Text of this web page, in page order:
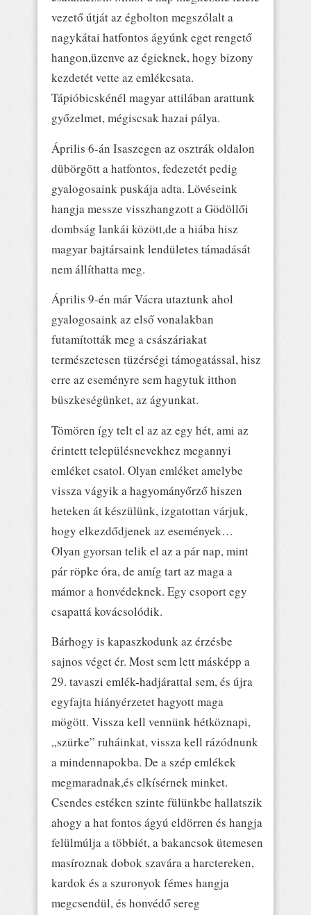
vezető útját az égbolton megszólalt a
nagykátai hatfontos ágyúnk eget rengető
hangon,üzenve az égieknek, hogy bizony
kezdetét vette az emlékcsata.
Tápióbicskénél magyar attilában arattunk
győzelmet, mégiscsak hazai pálya.
Április 6-án Isaszegen az osztrák oldalon
dübörgött a hatfontos, fedezetét pedig
gyalogosaink puskája adta. Lövéseink
hangja messze visszhangzott a Gödöllői
dombság lankái között,de a hiába hisz
magyar bajtársaink lendületes támadását
nem állíthatta meg.
Április 9-én már Vácra utaztunk ahol
gyalogosaink az első vonalakban
futamították meg a császáriakat
természetesen tüzérségi támogatással, hisz
erre az eseményre sem hagytuk itthon
büszkeségünket, az ágyunkat.
Tömören így telt el az az egy hét, ami az
érintett településnevekhez megannyi
emléket csatol. Olyan emléket amelybe
vissza vágyik a hagyományőrző hiszen
heteken át készülünk, izgatottan várjuk,
hogy elkezdődjenek az események…
Olyan gyorsan telik el az a pár nap, mint
pár röpke óra, de amíg tart az maga a
mámor a honvédeknek. Egy csoport egy
csapattá kovácsolódik.
Bárhogy is kapaszkodunk az érzésbe
sajnos véget ér. Most sem lett másképp a
29. tavaszi emlék-hadjárattal sem, és újra
egyfajta hiányérzetet hagyott maga
mögött. Vissza kell vennünk hétköznapi,
„szürke” ruháinkat, vissza kell rázódnunk
a mindennapokba. De a szép emlékek
megmaradnak,és elkísérnek minket.
Csendes estéken szinte fülünkbe hallatszik
ahogy a hat fontos ágyú eldörren és hangja
felülmúlja a többiét, a bakancsok ütemesen
masíroznak dobok szavára a harctereken,
kardok és a szuronyok fémes hangja
megcsendül, és honvédő sereg